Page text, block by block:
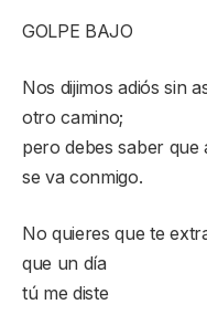
GOLPE BAJO
Nos dijimos adiós sin
otro camino;
pero debes saber que
se va conmigo.
No quieres que te
que un día
tú me diste